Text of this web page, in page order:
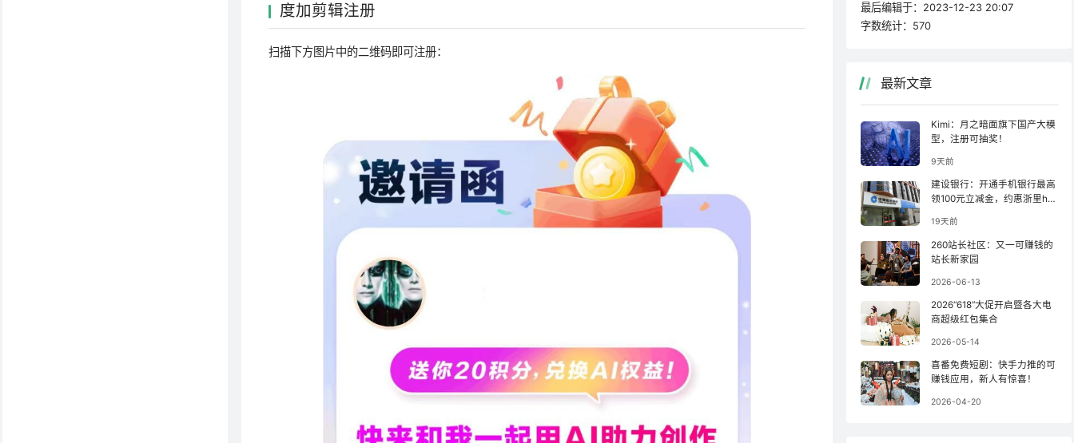
度加剪辑注册
扫描下方图片中的二维码即可注册：
最后编辑于： 2023-12-23 20:07
字数统计： 570
最新文章
Kimi：月之暗面旗下国产大模
型，注册可抽奖！
9天前
建设银行：开通手机银行最高
领100元立减金，约惠浙里ha
19天前
260站长社区：又一可赚钱的
站长新家园
2026-06-13
2026“618”大促开启暨各大电
商超级红包集合
2026-05-14
喜番免费短剧：快手力推的可
赚钱应用，新人有惊喜！
2026-04-20